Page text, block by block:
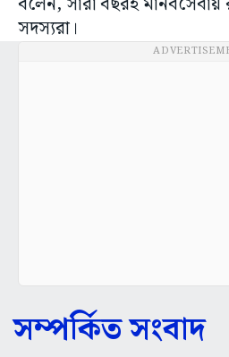
সদস্যরা।
সম্পর্কিত সংবাদ